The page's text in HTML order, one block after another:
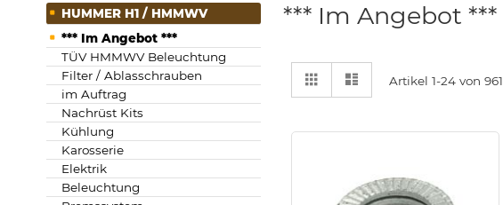
*** Im Angebot ***
als
Liste Artikel1-24 von961
HUMMER H1 / HMMWV
*** Im Angebot ***
TÜV HMMWV Beleuchtung
Filter / Ablasschrauben
im Auftrag
Nachrüst Kits
Kühlung
Karosserie
Elektrik
Beleuchtung